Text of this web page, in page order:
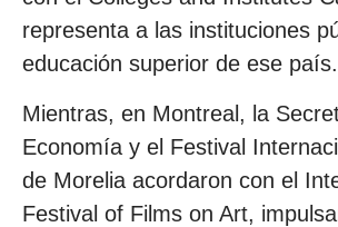
representa a las instituciones
educación superior de ese país.
Mientras, en Montreal, la
Economía y el Festival
de Morelia acordaron con el
Festival of Films on Art,